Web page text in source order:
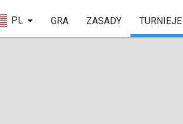
PL GRA ZASADY TURNIEJE